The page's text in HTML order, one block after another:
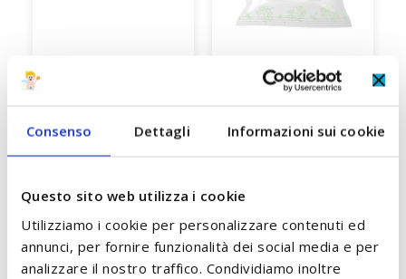
Consenso Dettagli Informazioni sui cookie
Questo sito web utilizza i cookie
Utilizziamo i cookie per personalizzare contenuti ed
annunci, per fornire funzionalità dei social media e per
analizzare il nostro traffico. Condividiamo inoltre
Salviette Carta Igienica
2,40 €
Salviette per la Pulizia del
2,00 €